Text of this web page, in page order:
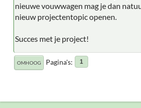
nieuwe vouwwagen mag je dan
nieuw projectentopic openen.
Succes met je project!
OMHOOG Pagina's 1